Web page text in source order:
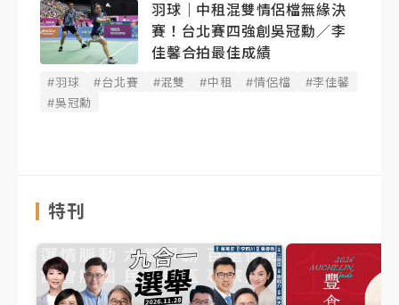
羽球｜中租混雙情侶檔無緣決
賽！台北賽四強創吳冠勳／李
佳馨合拍最佳成績
#羽球 #台北賽 #混雙 #中租 #情侶檔
#李佳馨
#吳冠勳
特刊